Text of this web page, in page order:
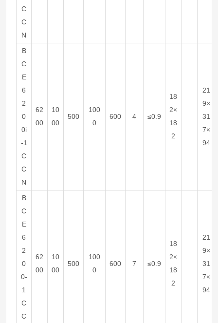
C
C
N
B
C
E
6
2
0
0i
-1
C
C
N
62
00
10
00
500
100
0
600 4 ≤0.9
18
2×
18
2
21
9×
31
7×
94
B
C
E
6
2
0
0-
1
C
C
62
00
10
00
500
100
0
600 7 ≤0.9
18
2×
18
2
21
9×
31
7×
94